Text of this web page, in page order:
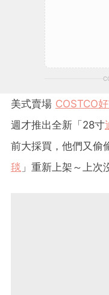
美式賣場 COSTCO
週才推出全新「28寸
前大採買，他們又偷
毯 」重新上架～上次